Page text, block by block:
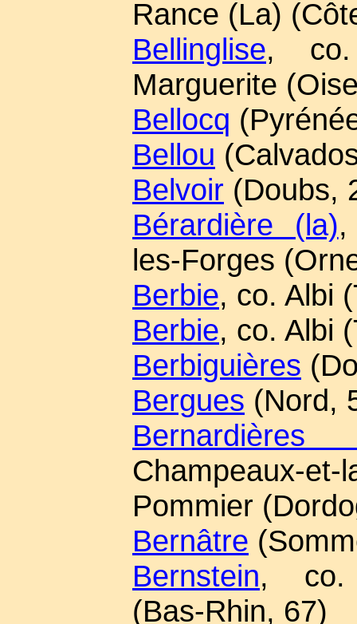
Rance (La)
Bellinglise, co.
Marguerite
Bellocq
Bellou
Belvoir (Doubs,
Bérardière (la),
les-Forges
Berbie, co. Albi
Berbie, co. Albi
Berbiguières
Bergues (Nord,
Champeaux-et-
Pommier
Bernâtre
Bernstein, co.
(Bas-Rhin, 67)